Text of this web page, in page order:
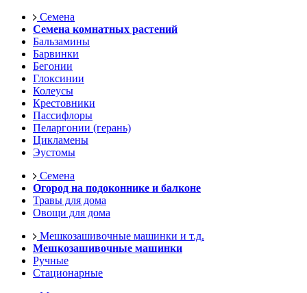
Семена
Семена комнатных растений
Бальзамины
Барвинки
Бегонии
Глоксинии
Колеусы
Крестовники
Пассифлоры
Пеларгонии (герань)
Цикламены
Эустомы
Семена
Огород на подоконнике и балконе
Травы для дома
Овощи для дома
Мешкозашивочные машинки и т.д.
Мешкозашивочные машинки
Ручные
Стационарные